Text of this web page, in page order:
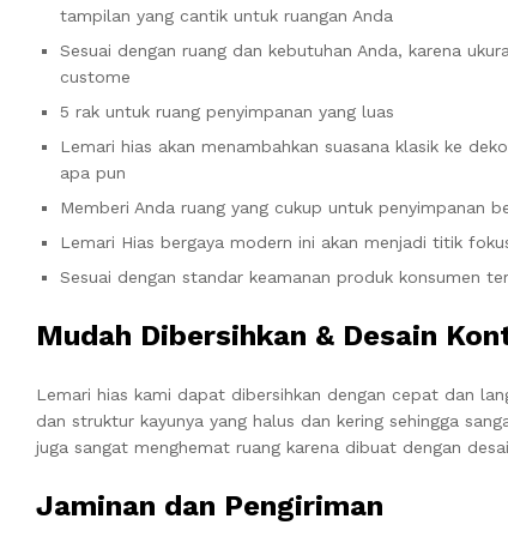
tampilan yang cantik untuk ruangan Anda
Sesuai dengan ruang dan kebutuhan Anda, karena
custome
5 rak untuk ruang penyimpanan yang luas
Lemari hias akan menambahkan suasana klasik ke
apa pun
Memberi Anda ruang yang cukup untuk penyimpanan
Lemari Hias bergaya modern ini akan menjadi titik
Sesuai dengan standar keamanan produk konsumen
Mudah Dibersihkan & Desain
Lemari hias kami dapat dibersihkan dengan cepat dan
dan struktur kayunya yang halus dan kering sehingga
juga sangat menghemat ruang karena dibuat dengan
Jaminan dan Pengiriman